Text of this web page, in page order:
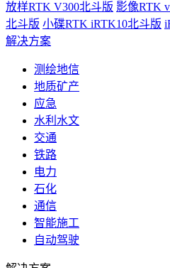
放样RTK V300北斗版 影像RTK
北斗版 小碟RTK iRTK10北斗版
解决方案
测绘地信
地质矿产
应急
水利水文
交通
铁路
电力
石化
通信
智能施工
自动驾驶